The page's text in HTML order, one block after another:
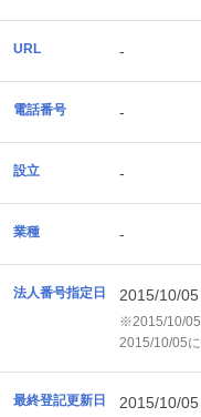
URL -
電話番号 -
設立 -
業種 -
法人番号指定日 2015/10/05
※2015/10/05
2015/10/05に
最終登記更新日 2015/10/05